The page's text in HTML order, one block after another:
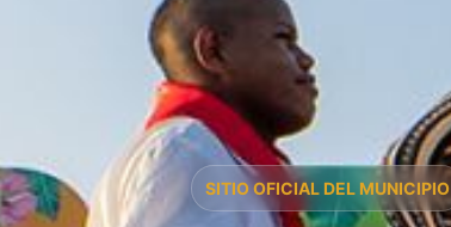
SITIO OFICIAL DEL MUNICIPIO